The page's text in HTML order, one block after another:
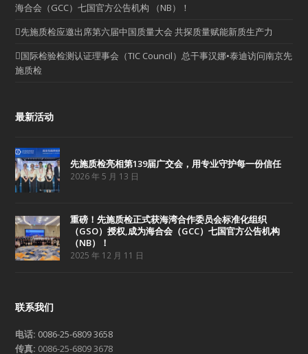
海合会（GCC）七国官方公告机构 （NB）！
先施质检应邀出席第六届中国质量大会 共探质量赋能新质生产力
国际检验检测认证理事会（TIC Council）总干事汉娜•泰迪访问南京先
施质检
最新活动
先施质检亮相第139届广交会，用专业守护每一份信任
2026 年 5 月 13 日
重磅！先施质检正式获海湾合作委员会标准化组织
（GSO）授权,成为海合会（GCC）七国官方公告机构
（NB）！
2025 年 12 月 11 日
联系我们
电话: 0086-25-6809 3658
传真: 0086-25-6809 3678